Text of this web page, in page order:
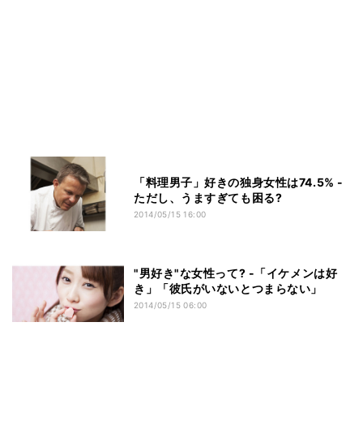
「料理男子」好きの独身女性は74.5% -
ただし、うますぎても困る?
2014/05/15 16:00
"男好き"な女性って? -「イケメンは好
き」「彼氏がいないとつまらない」
2014/05/15 06:00